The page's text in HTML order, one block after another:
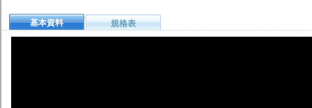
基本資料 規格表